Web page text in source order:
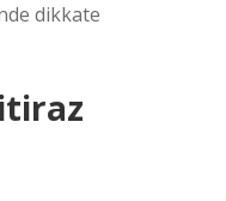
dikkate